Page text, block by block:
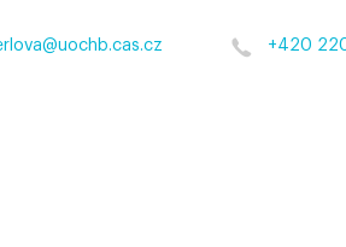
@uochb.cas.cz +420